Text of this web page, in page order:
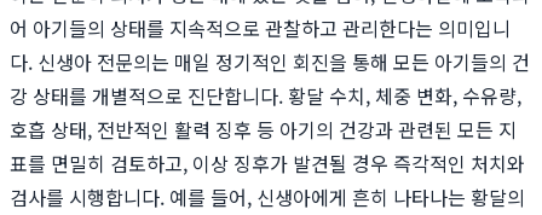
어 아기들의 상태를 지속적으로 관찰하고 관리한다는 의미입니
다. 신생아 전문의는 매일 정기적인 회진을 통해 모든 아기들의 건
강 상태를 개별적으로 진단합니다. 황달 수치, 체중 변화, 수유량,
호흡 상태, 전반적인 활력 징후 등 아기의 건강과 관련된 모든 지
표를 면밀히 검토하고, 이상 징후가 발견될 경우 즉각적인 처치와
검사를 시행합니다. 예를 들어, 신생아에게 흔히 나타나는 황달의